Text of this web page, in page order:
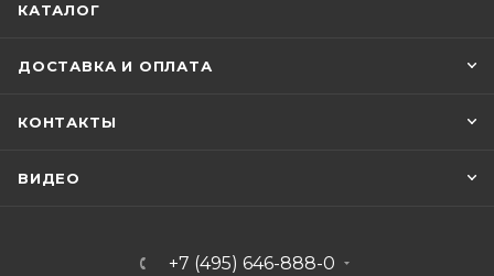
КАТАЛОГ
ДОСТАВКА И ОПЛАТА
КОНТАКТЫ
ВИДЕО
+7 (495) 646-888-0